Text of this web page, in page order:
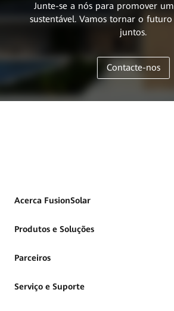
Junte-se a nós para promover
sustentável. Vamos tornar o
juntos.
Contacte-nos
Acerca FusionSolar
Produtos e Soluções
Parceiros
Serviço e Suporte